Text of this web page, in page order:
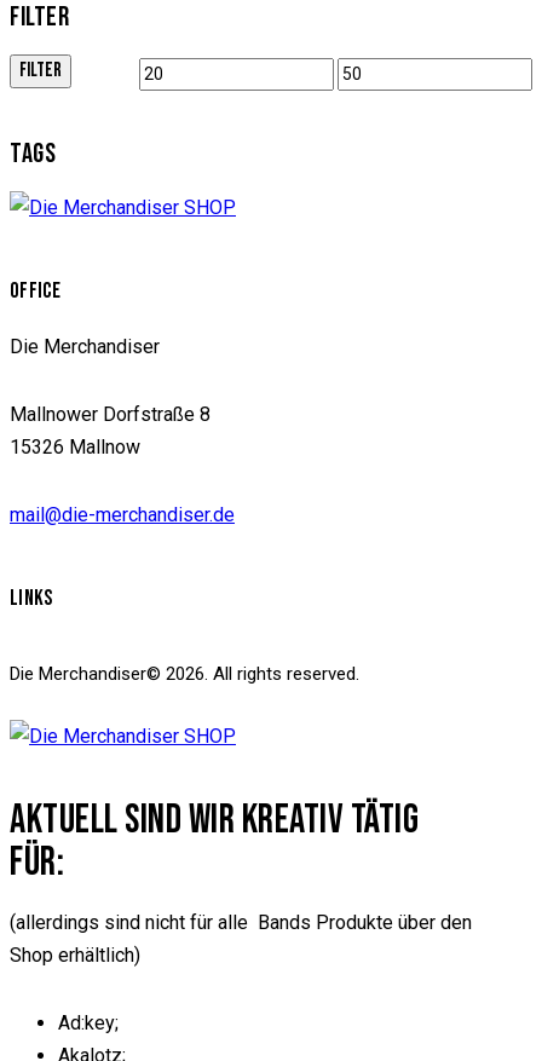
FILTER
Min. Max.
FILTER
TAGS
OFFICE
Die Merchandiser
Mallnower Dorfstraße 8
15326 Mallnow
mail@die-merchandiser.de
LINKS
Die Merchandiser© 2026. All rights reserved.
AKTUELL SIND WIR KREATIV TÄTIG
FÜR:
(allerdings sind nicht für alle Bands Produkte über den
Shop erhältlich)
Ad:key;
Akalotz;